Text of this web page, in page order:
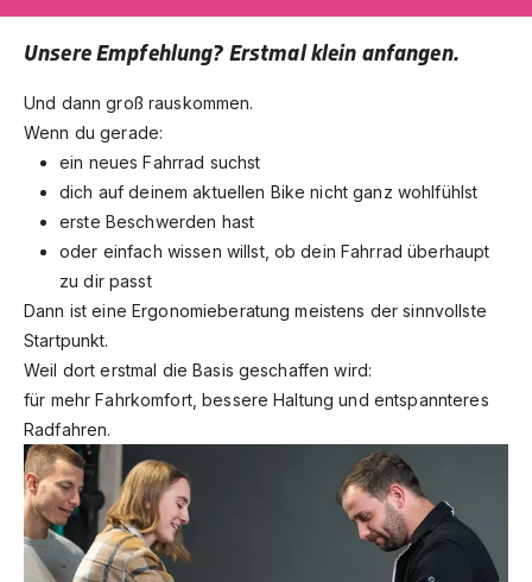
Unsere Empfehlung? Erstmal klein anfangen.
Und dann groß rauskommen.
Wenn du gerade:
ein neues Fahrrad suchst
dich auf deinem aktuellen Bike nicht ganz wohlfühlst
erste Beschwerden hast
oder einfach wissen willst, ob dein Fahrrad überhaupt
zu dir passt
Dann ist eine Ergonomieberatung meistens der sinnvollste
Startpunkt.
Weil dort erstmal die Basis geschaffen wird:
für mehr Fahrkomfort, bessere Haltung und entspannteres
Radfahren.